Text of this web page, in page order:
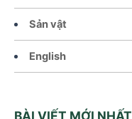
Sản vật
English